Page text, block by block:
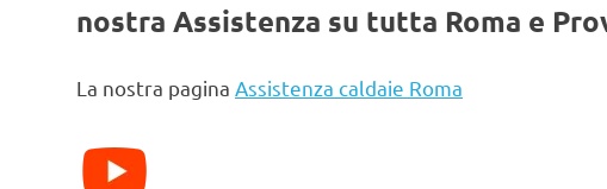
nostra Assistenza su tutta Roma e
La nostra pagina Assistenza caldaie Roma